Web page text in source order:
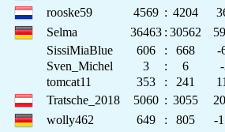
rooske59 4569 : 4204
Selma 36463 : 30562
SissiMiaBlue 606 : 668
-
Sven_Michel 3 : 6
tomcat11 353 : 241
Tratsche_2018 5060 : 3055
wolly462 649 : 805
-